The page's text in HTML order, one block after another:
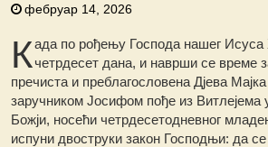
фебруар 14, 2026
Када пo рођењу Господа нашег Исуса
четрдесет дана, и наврши се време
пречиста и преблагословена Дјева
заручником Јосифом пође из Витлејема
Божји, носећи четрдесетодневног
испуни двоструки закон Господњи: да